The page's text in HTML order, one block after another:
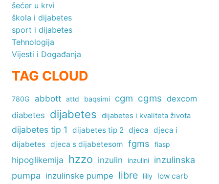
šećer u krvi
škola i dijabetes
sport i dijabetes
Tehnologija
Vijesti i Događanja
TAG CLOUD
780G abbott attd baqsimi cgm cgms dexcom
diabetes dijabetes dijabetes i kvaliteta života
dijabetes tip 1 dijabetes tip 2 djeca djeca i
dijabetes djeca s dijabetesom fgms fiasp
hipoglikemija hzzo inzulin inzulini
inzulinska
pumpa inzulinske pumpe libre lilly low carb